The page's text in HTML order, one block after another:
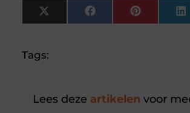
X
(Twitter)
FacebookPinterest
Tags:
Lees deze artikelen voor